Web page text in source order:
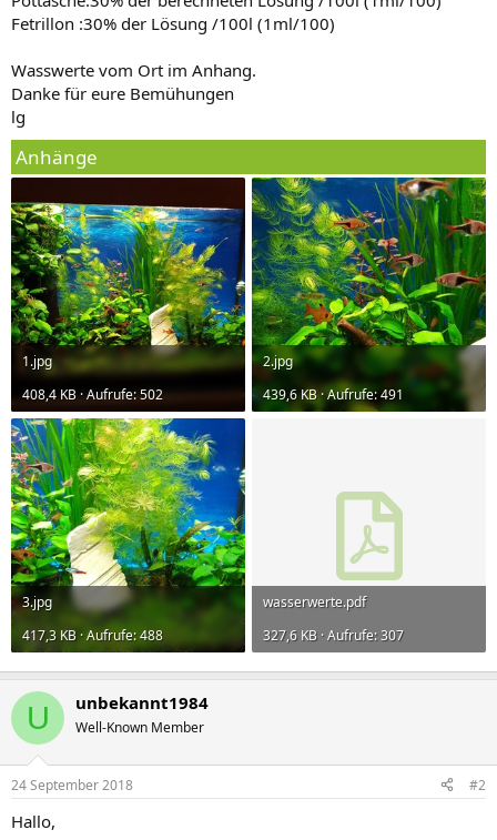
Fetrillon :30% der Lösung /100l (1ml/100)
Wasswerte vom Ort im Anhang.
Danke für eure Bemühungen
lg
Anhänge
1.jpg
408,4 KB · Aufrufe: 502
2.jpg
439,6 KB · Aufrufe: 491
3.jpg
417,3 KB · Aufrufe: 488
wasserwerte.pdf
327,6 KB · Aufrufe: 307
U unbekannt1984
Well-Known Member
24 September 2018 #2
Hallo,